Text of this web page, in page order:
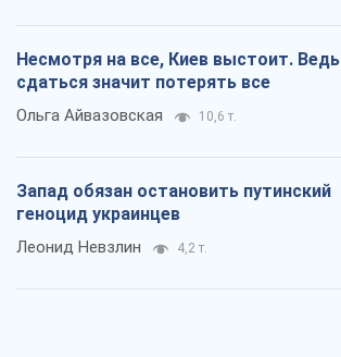
Несмотря на все, Киев выстоит. Ведь
сдаться значит потерять все
Ольга Айвазовская 10,6 т.
Запад обязан остановить путинский
геноцид украинцев
Леонид Невзлин 4,2 т.